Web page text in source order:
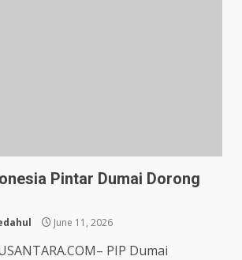
Pintar Dumai Dorong
June 11, 2026
PIP Dumai